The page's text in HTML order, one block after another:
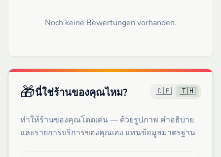
Noch keine Bewertungen vorhanden.
🎁นี่ใช่ร้านของคุณไหม? 🇩🇪 🇹🇭
ทำให้ร้านของคุณโดดเด่น — ด้วยรูปภาพ คำอธิบาย
และรายการบริการของคุณเอง แทนข้อมูลมาตรฐาน